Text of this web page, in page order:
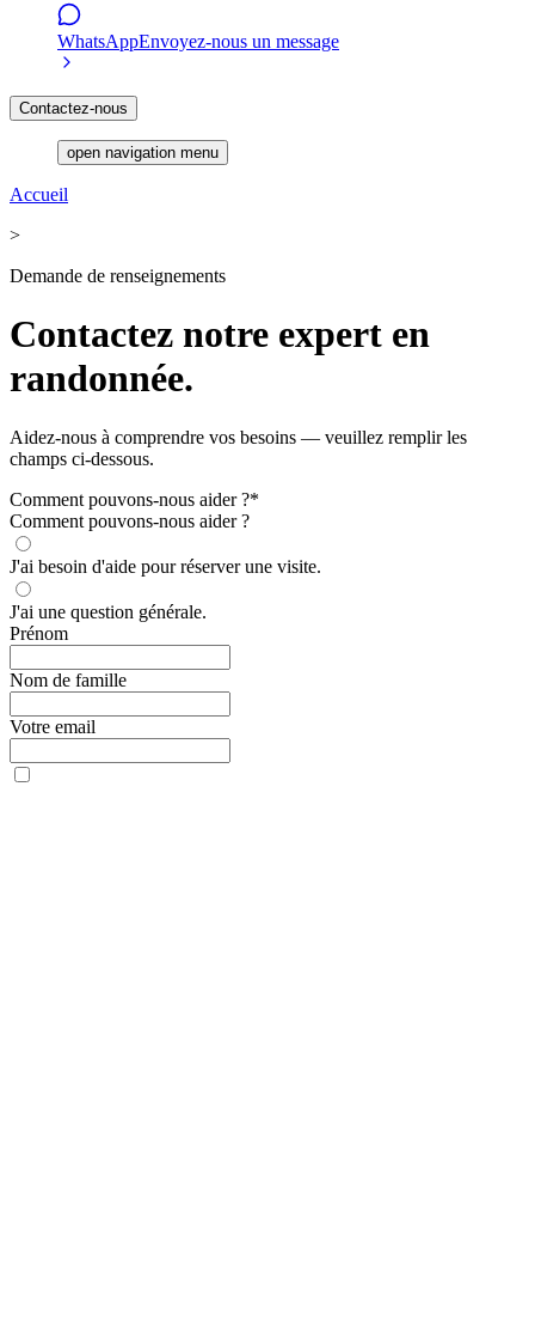
WhatsAppEnvoyez-nous un message
Contactez-nous
open navigation menu
Accueil
>
Demande de renseignements
Contactez notre expert en
randonnée.
Aidez-nous à comprendre vos besoins — veuillez remplir les
champs ci-dessous.
Comment pouvons-nous aider ?*
Comment pouvons-nous aider ?
J'ai besoin d'aide pour réserver une visite.
J'ai une question générale.
Prénom
Nom de famille
Votre email